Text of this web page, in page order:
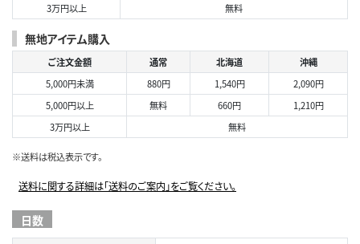
3万円以上
無料
無地アイテム購入
ご注文金額 通常 北海道
沖縄
5,000円未満
880円 1,540円
2,090円
5,000円以上
無料 660円
1,210円
3万円以上
無料
※送料は税込表示です。
送料に関する詳細は「送料のご案内」をご覧ください。
日数